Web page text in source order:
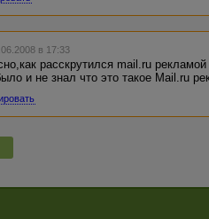
в 17:33
расскрутился mail.ru
и не знал что это такое Mail.ru